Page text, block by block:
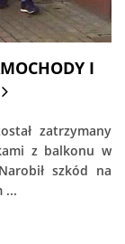
I
zatrzymany
z balkonu w
szkód na
...